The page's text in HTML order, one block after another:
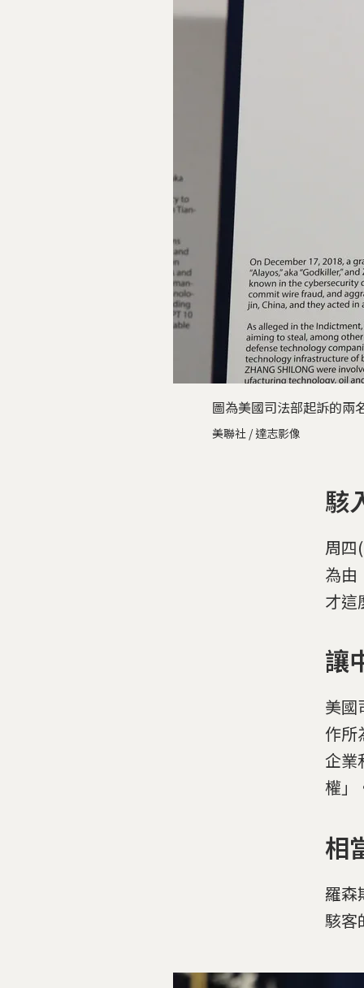
圖為美國司法部起訴的兩
美聯社 / 達志影像
駭
周四
為由
才這
讓
美國
作所
企業
權」
相
羅森
駭客